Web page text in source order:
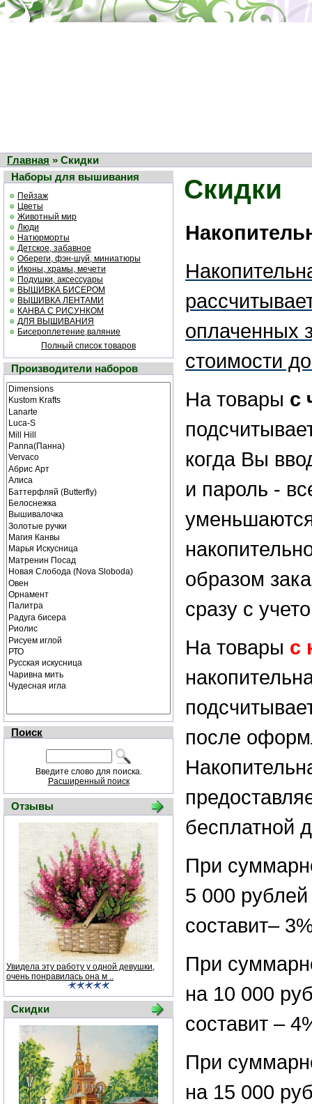
Главная » Скидки
Наборы для вышивания
Пейзаж
Цветы
Животный мир
Люди
Натюрморты
Детское, забавное
Обереги, фэн-шуй, миниатюры
Иконы, храмы, мечети
Подушки, аксессуары
ВЫШИВКА БИСЕРОМ
ВЫШИВКА ЛЕНТАМИ
КАНВА С РИСУНКОМ
ДЛЯ ВЫШИВАНИЯ
Бисероплетение,валяние
Полный список товаров
Производители наборов
Поиск
Введите слово для поиска.
Расширенный поиск
Отзывы
Увидела эту работу у одной девушки,
очень понравилась она м ..
Скидки
Скидки
оплаченных
стоимости
На товары с
когда Вы
и пароль -
образом
сразу с
На товары с
после
бесплатной
При
5 000
составит–
При
на 10 000
составит –
При
на 15 000